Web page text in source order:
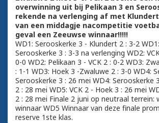
overwinning uit bij Pelikaan 3 en
rekende na verlenging af met Klundert
van een middagje nacompetitie
geval een Zeeuwse winnaar!!!!!
WD1: Serooskerke 3 - Klundert 2 : 3-2
Serooskerke 3 : 3-3 na verlenging WD2:
0-0 WD2: Pelikaan 3 - VCK 2 : 0-2 WD3:
: 1-1 WD3: Hoek 3 -Zwaluwe 2 : 3-0 WD4:
Serooskerke 3 : 26 mei WD4: Serooskerke
2 : 28 mei WD5: VCK 2 - Hoek 3 : 26 mei
2 : 28 mei Finale 2 juni op neutraal terrein:
winnaar WD5 Winnaar van deze finale
reserve 1ste klas.